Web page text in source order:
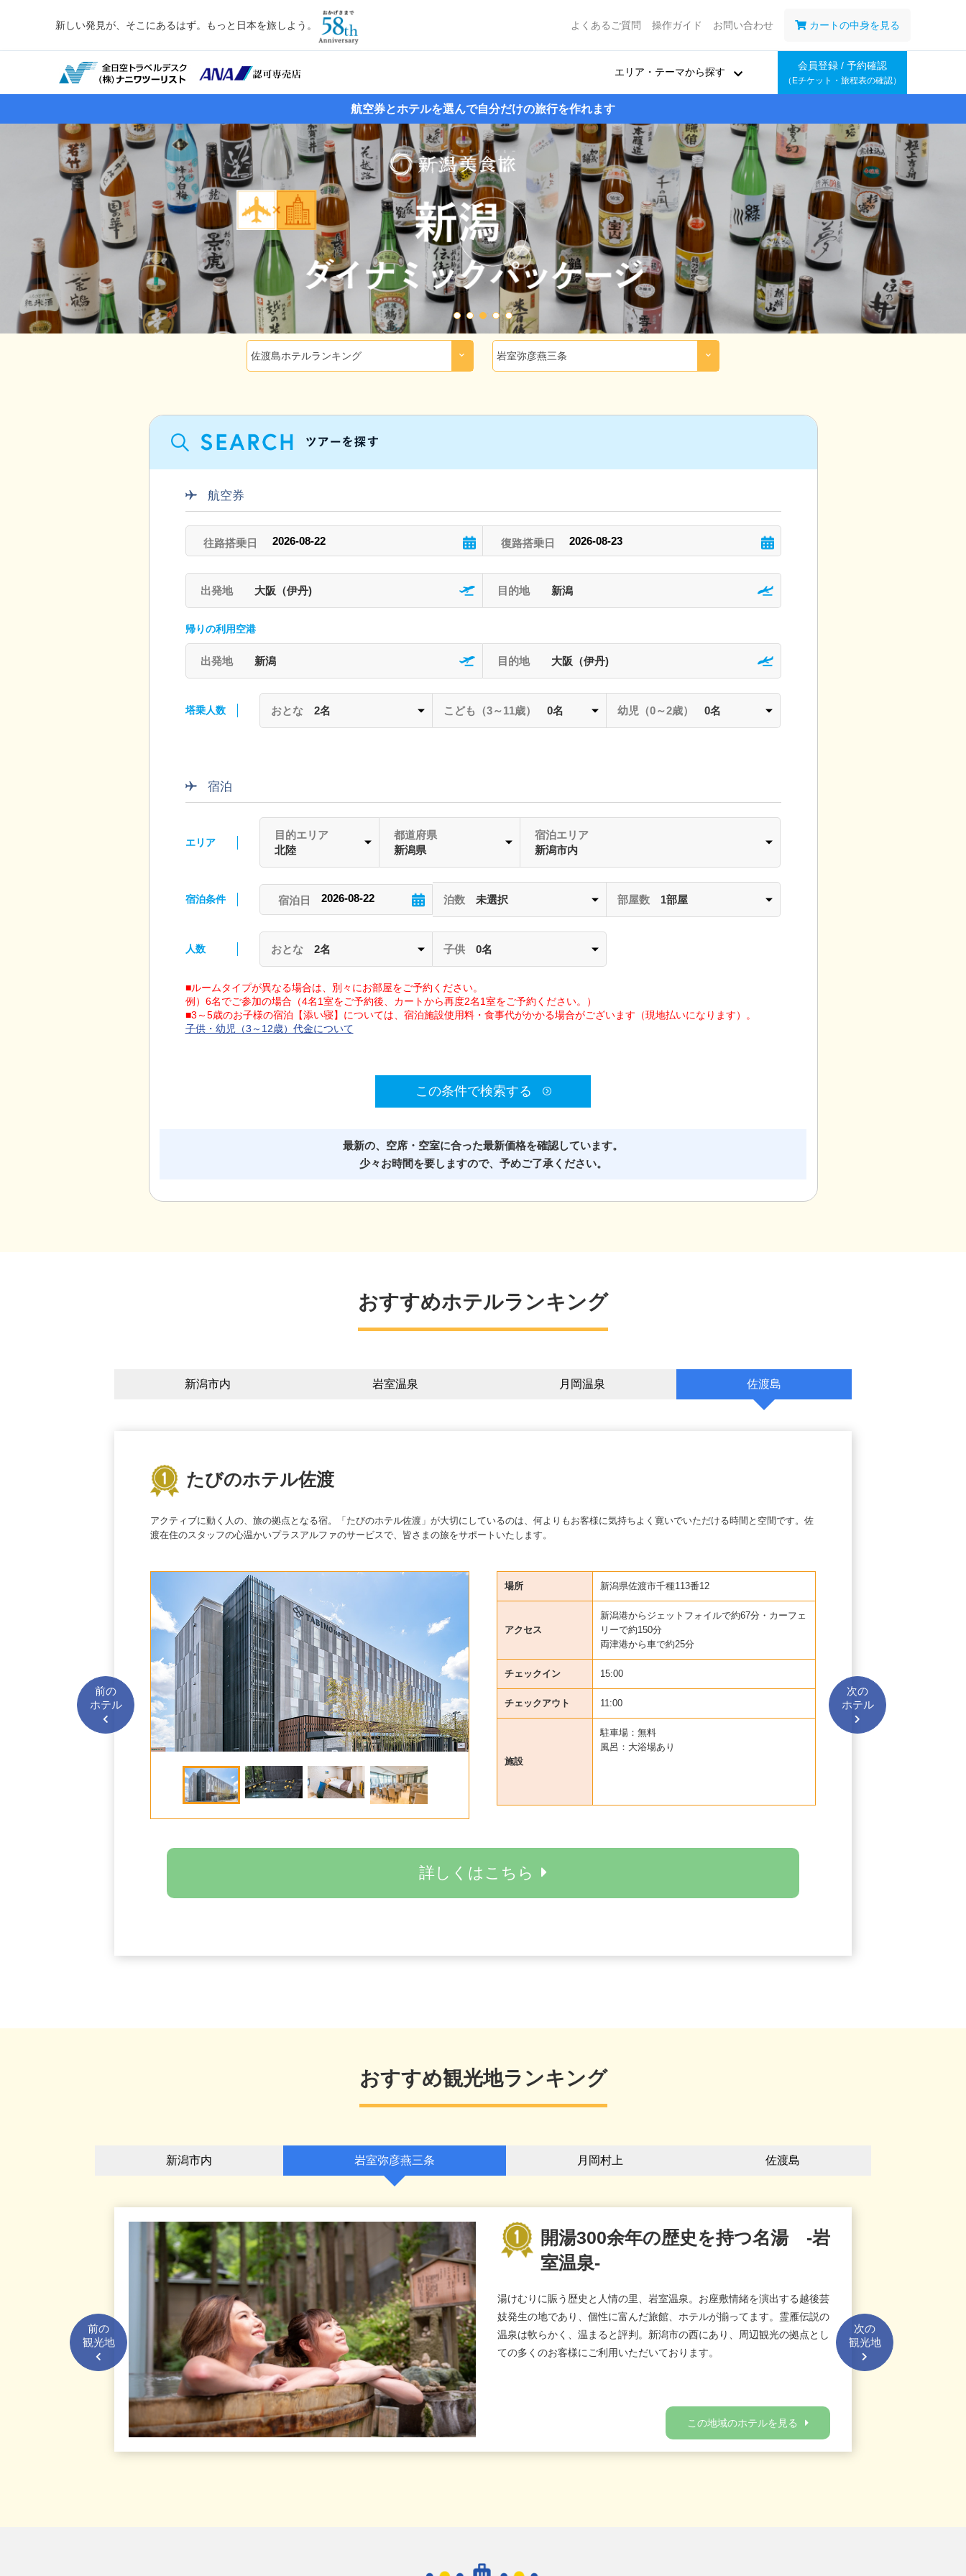
新しい発見が、そこにあるはず。もっと日本を旅しよう。 よくあるご質問 操作ガイド お問い合わせ カートの中身を見る
エリア・テーマから探す
会員登録 / 予約確認
（Eチケット・旅程表の確認）
航空券とホテルを選んで自分だけの旅行を作れます
航空券
出発地 大阪（伊丹) 目的地 新潟
帰りの利用空港
出発地 新潟 目的地 大阪（伊丹)
塔乗人数 おとな 2名 こども （3～11歳） 0名 幼児 （0～2歳） 0名
宿泊
エリア
目的エリア
北陸
都道府県
新潟県
宿泊エリア
新潟市内
宿泊条件 泊数 未選択 部屋数 1部屋
人数 おとな 2名 子供 0名
■ルームタイプが異なる場合は、別々にお部屋をご予約ください。
例）6名でご参加の場合（4名1室をご予約後、カートから再度2名1室をご予約ください。）
■3～5歳のお子様の宿泊【添い寝】については、宿泊施設使用料・食事代がかかる場合がございます（現地払いになります）。
子供・幼児（3～12歳）代金について
この条件で検索する
最新の、空席・空室に合った最新価格を確認しています。
少々お時間を要しますので、予めご了承ください。
おすすめホテルランキング
新潟市内 岩室温泉 月岡温泉 佐渡島
前の
ホテル
たびのホテル佐渡
アクティブに動く人の、旅の拠点となる宿。「たびのホテル佐渡」が大切にしているのは、何よりもお客様に気持ちよく寛いでいただける時間と空間です。佐
渡在住のスタッフの心温かいプラスアルファのサービスで、皆さまの旅をサポートいたします。
場所 新潟県佐渡市千種113番12
アクセス
新潟港からジェットフォイルで約67分・カーフェ
リーで約150分
両津港から車で約25分
チェックイン 15:00
チェックアウト 11:00
施設
駐車場：無料
風呂：大浴場あり
詳しくはこちら
次の
ホテル
おすすめ観光地ランキング
新潟市内 岩室弥彦燕三条 月岡村上 佐渡島
前の
観光地
開湯300余年の歴史を持つ名湯 -岩
室温泉-
湯けむりに賑う歴史と人情の里、岩室温泉。お座敷情緒を演出する越後芸
妓発生の地であり、個性に富んだ旅館、ホテルが揃ってます。霊雁伝説の
温泉は軟らかく、温まると評判。新潟市の西にあり、周辺観光の拠点とし
ての多くのお客様にご利用いただいております。
この地域のホテルを見る
次の
観光地